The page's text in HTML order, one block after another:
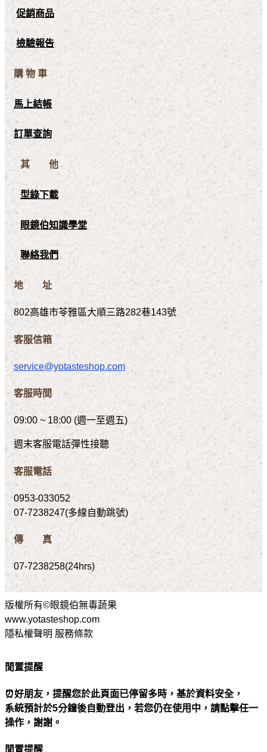
促銷商品
檢驗報告
購 物 車
馬上結帳
訂單查詢
其 他
型錄下載
眼鏡伯知識學堂
聯絡我們
地 址
802高雄市苓雅區大順三路282巷143號
客服信箱
service@yotasteshop.com
客服時間
09:00 ~ 18:00 (週一至週五)
週末客服電話彈性接聽
客服電話
0953-033052
07-7238247(多線自動跳號)
傳 真
07-7238258(24hrs)
版權所有©眼鏡伯無毒蔬果
www.yotasteshop.com
隱私權聲明 服務條款
閒置提醒
⏰好朋友，提醒您於此頁面已停留多時，基於資料安全，
系統預計於5分鐘後自動登出，若您仍在使用中，請點擊任一
操作，謝謝。
閒置提醒